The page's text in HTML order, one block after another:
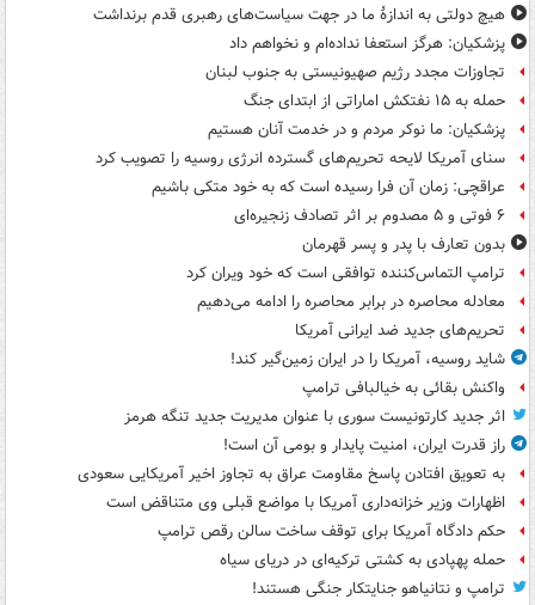
هیچ دولتی به اندازۀ ما در جهت سیاست‌های رهبری قدم برنداشت
پزشکیان: هرگز استعفا نداده‌ام و نخواهم داد
تجاوزات مجدد رژیم صهیونیستی به جنوب لبنان
حمله به ۱۵ نفتکش‌ اماراتی از ابتدای جنگ
پزشکیان: ما نوکر مردم و در خدمت آنان هستیم
سنای آمریکا لایحه تحریم‌های گسترده انرژی روسیه را تصویب کرد
عراقچی: زمان آن فرا رسیده است که به خود متکی باشیم
۶ فوتی و ۵ مصدوم بر اثر تصادف زنجیره‌ای
بدون تعارف با پدر و پسر قهرمان
ترامپ التماس‌کننده توافقی است که خود ویران کرد
معادله محاصره در برابر محاصره را ادامه می‌دهیم
تحریم‌های جدید ضد ایرانی آمریکا
شاید روسیه، آمریکا را در ایران زمین‌گیر کند!
واکنش بقائی به خیالبافی ترامپ
اثر جدید کارتونیست سوری با عنوان مدیریت جدید تنگه هرمز
راز قدرت ایران، امنیت پایدار و بومی آن است!
به تعویق افتادن پاسخ مقاومت عراق به تجاوز اخیر آمریکایی سعودی
اظهارات وزیر خزانه‌داری آمریکا با مواضع قبلی وی متناقض است
حکم دادگاه آمریکا برای توقف ساخت سالن رقص ترامپ
حمله پهپادی به کشتی ترکیه‌ای در دریای سیاه
ترامپ و نتانیاهو جنایتکار جنگی هستند!